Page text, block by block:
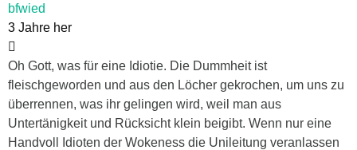
bfwied
3 Jahre her
Oh Gott, was für eine Idiotie. Die Dummheit ist
fleischgeworden und aus den Löcher gekrochen, um uns zu
überrennen, was ihr gelingen wird, weil man aus
Untertänigkeit und Rücksicht klein beigibt. Wenn nur eine
Handvoll Idioten der Wokeness die Unileitung veranlassen